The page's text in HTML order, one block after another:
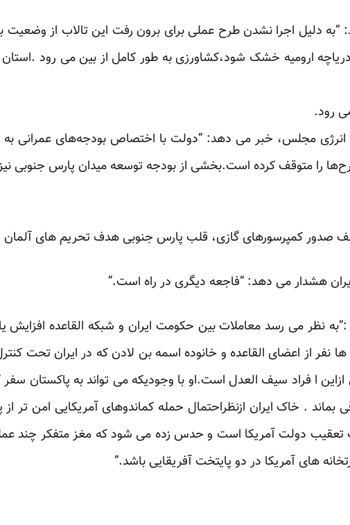
دلیل اجرا نشدن طرح عملی برای برون رفت این تالاب از وضعیت
ارومیه خشک شود،کشاورزی به طور کامل از بین می رود .استان
رود.
انرژی مجلس، خبر می دهد: “دولت با اختصاص بودجه‌های عمرانی به
را متوقف کرده است.بخشی از بودجه توسعه میدان پارس جنوبی
صدور کمپرسورهای گازی، قلب پارس جنوبی هدف تحریم های آلمان
هشدار می دهد: “فاجعه دیگری در راه است.”
نظر می رسد معاملات بین حکومت ایران و شبکه القاعده افزایش
نفر از اعضای القاعده و خانوده اسمه بن لادن که در ایران تحت
ا فراد سیف العدل است.او با وجودیکه می تواند به پاکستان
بماند . خاک ایران ازنظراحتمال حمله کماندوهای آمریکایی امن
دولت آمریکا است و حدس زده می شود که مغز متفکر چند